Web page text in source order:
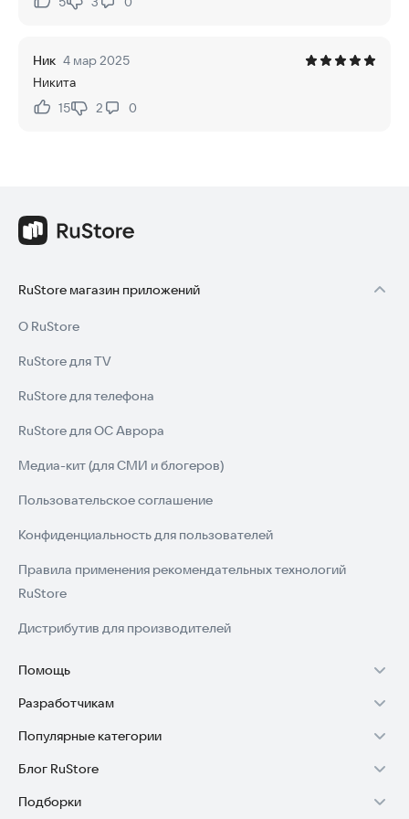
Нравится:Не нравится:
Ник 4 мар 2025
Никита
Нравится:
15Не нравится:
2 0
RuStore магазин приложений
О RuStore
RuStore для TV
RuStore для телефона
RuStore для ОС Аврора
Медиа-кит (для СМИ и блогеров)
Пользовательское соглашение
Конфиденциальность для пользователей
Правила применения рекомендательных технологий
RuStore
Дистрибутив для производителей
Помощь
Установка RuStore на TV
Установка RuStore на телефон
Установка RuStore в машину
Помощь пользователям RuStore
Разработчикам
Зарабатывать с RuStore
Стать разработчиком
Доступ к RuStore Консоль
Популярные категории
Игры для Android
Приложения банков
Блог RuStore
Обзоры игр для Android 2025
Подборки